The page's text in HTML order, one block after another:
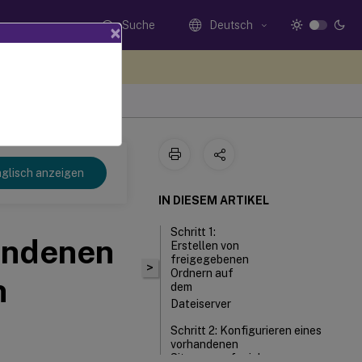
Suche Deutsch
anzeigen
>
IN DIESEM ARTIKEL
Schritt 1:
Erstellen von
freigegebenen
Ordnern auf
dem
Dateiserver
Schritt 2: Konfigurieren eines
vorhandenen
Sitzungsaufzeichnungsservers
×